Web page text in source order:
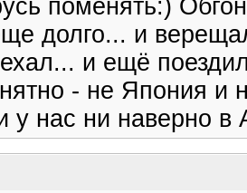
поменять:)
долго... и
и ещё
- не Япония и
у нас ни наверно в